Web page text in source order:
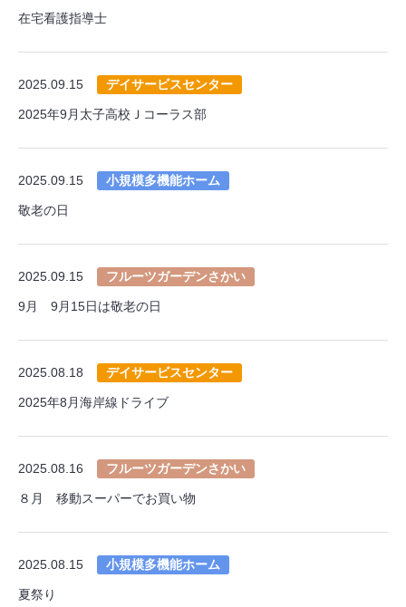
在宅看護指導士
2025.09.15 デイサービスセンター
2025年9月太子高校Ｊコーラス部
2025.09.15 小規模多機能ホーム
敬老の日
2025.09.15 フルーツガーデンさかい
9月 9月15日は敬老の日
2025.08.18 デイサービスセンター
2025年8月海岸線ドライブ
2025.08.16 フルーツガーデンさかい
８月 移動スーパーでお買い物
2025.08.15 小規模多機能ホーム
夏祭り